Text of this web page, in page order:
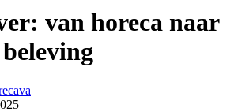
van horeca naar